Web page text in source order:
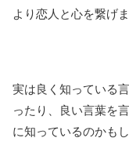
より恋人と心を繋げま
実は良く知っている
ったり、良い言葉を
に知っているのかもし